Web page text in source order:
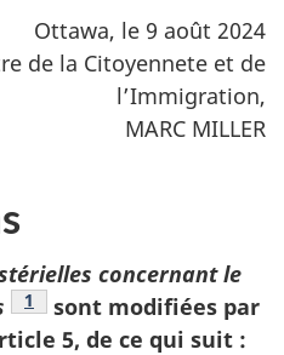
Ottawa, le 9 août 2024
de la Citoyennete et de
l’Immigration,
MARC MILLER
concernant le
Note de bas de page
1
sont modifiées par
5, de ce qui suit :